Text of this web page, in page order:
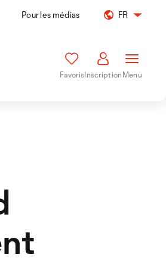
Pour les médias FR
FavorisInscriptionMenu